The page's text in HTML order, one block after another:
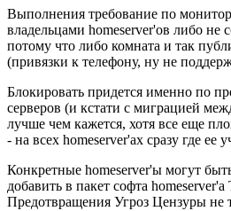
Выполнения требование по
владельцами homeserver'ов либо не
потому что либо комната и так
(привязки к телефону, ну не
Блокировать придется именно по
серверов (и кстати с миграцией
лучше чем кажется, хотя все еще
- на всех homeserver'ах сразу где ее
Конкретные homeserver'ы могут
добавить в пакет софта
Предотвращения Угроз Цензуры не